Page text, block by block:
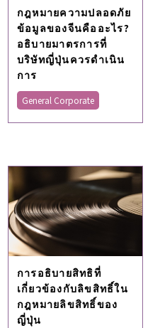
กฎหมายความปลอดภัย
ข้อมูลของจีนคืออะไร?
อธิบายมาตรการที่
บริษัทญี่ปุ่นควรดําเนิน
การ
General Corporate
การอธิบายสิทธิที่
เกี่ยวข้องกับลิขสิทธิ์ใน
กฎหมายลิขสิทธิ์ของ
ญี่ปุ่น